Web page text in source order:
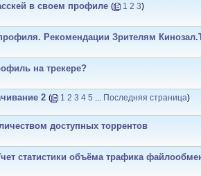
в своем профиле ( 1 2 3)
Рекомендации Зрителям
на трекере?
2 ( 1 2 3 4 5 ... Последняя страница)
доступных торрентов
статистики объёма трафика